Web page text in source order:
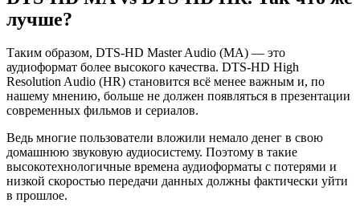
лучше?
Таким образом, DTS-HD Master Audio (MA) — это
аудиоформат более высокого качества. DTS-HD High
Resolution Audio (HR) становится всё менее важным и, по
нашему мнению, больше не должен появляться в презентации
современных фильмов и сериалов.
Ведь многие пользователи вложили немало денег в свою
домашнюю звуковую аудиосистему. Поэтому в такие
высокотехнологичные времена аудиоформаты с потерями и
низкой скоростью передачи данных должны фактически уйти
в прошлое.